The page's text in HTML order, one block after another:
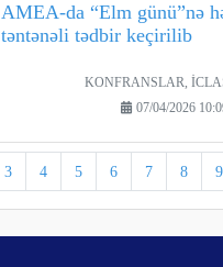
AMEA-da “Elm günü”nə
təntənəli tədbir keçirilib
KONFRANSLAR,
07/04/2026
3 4 5 6 7 8 9